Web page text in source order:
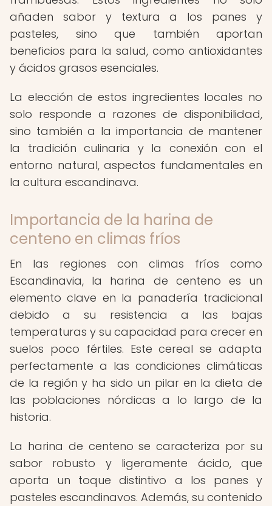
añaden sabor y textura a los panes y
pasteles, sino que también aportan
beneficios para la salud, como antioxidantes
y ácidos grasos esenciales.
La elección de estos ingredientes locales no
solo responde a razones de disponibilidad,
sino también a la importancia de mantener
la tradición culinaria y la conexión con el
entorno natural, aspectos fundamentales en
la cultura escandinava.
Importancia de la harina de
centeno en climas fríos
En las regiones con climas fríos como
Escandinavia, la harina de centeno es un
elemento clave en la panadería tradicional
debido a su resistencia a las bajas
temperaturas y su capacidad para crecer en
suelos poco fértiles. Este cereal se adapta
perfectamente a las condiciones climáticas
de la región y ha sido un pilar en la dieta de
las poblaciones nórdicas a lo largo de la
historia.
La harina de centeno se caracteriza por su
sabor robusto y ligeramente ácido, que
aporta un toque distintivo a los panes y
pasteles escandinavos. Además, su contenido